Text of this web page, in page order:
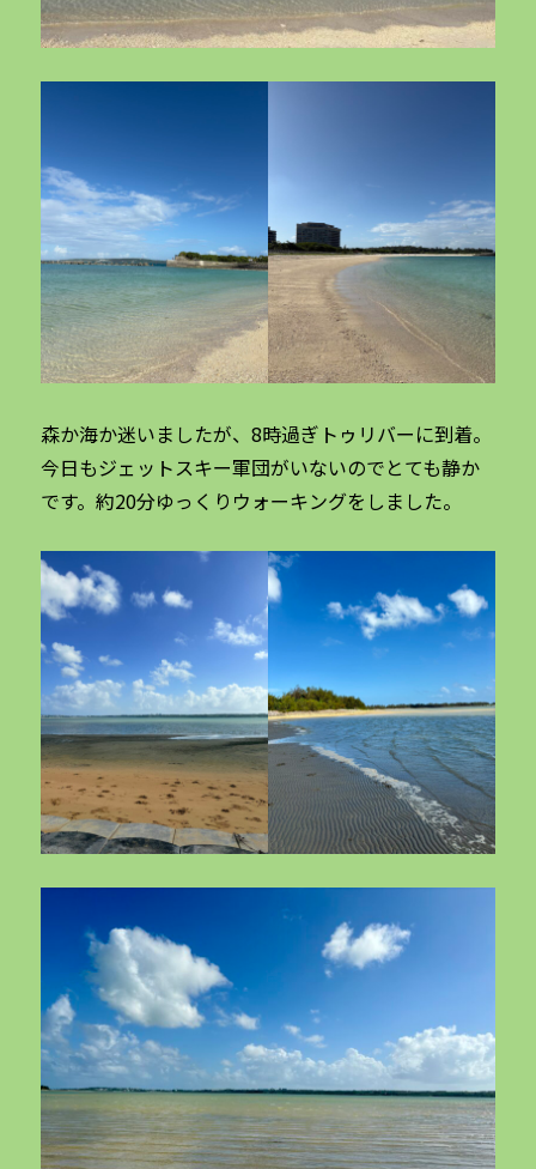
森か海か迷いましたが、8時過ぎトゥリバーに到着。
今日もジェットスキー軍団がいないのでとても静か
です。約20分ゆっくりウォーキングをしました。